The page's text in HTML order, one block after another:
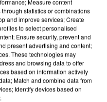
statistics or combinations
and improve services; Create
to select personalised
Ensure security, prevent and
present advertising and content;
These technologies may
and browsing data to offer
based on information actively
Match and combine data from
Identify devices based on